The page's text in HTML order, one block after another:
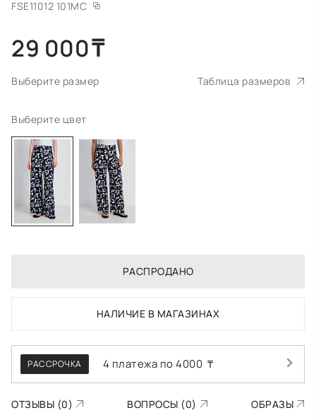
FSE11012 101MC
29 000₸
Выберите размер Таблица размеров
Выберите цвет
РАСПРОДАНО
НАЛИЧИЕ В МАГАЗИНАХ
РАССРОЧКА 4 платежа по4000 ₸
ОТЗЫВЫ (0) ВОПРОСЫ (0) ОБРАЗЫ